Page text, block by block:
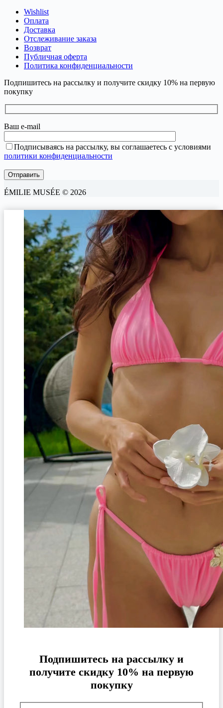
Wishlist
Оплата
Доставка
Отслеживание заказа
Возврат
Публичная оферта
Политика конфиденциальности
Подпишитесь на рассылку и получите скидку 10% на первую
покупку
Ваш e-mail
Подписываясь на рассылку, вы соглашаетесь с условиями
политики конфиденциальности
ÉMILIE MUSÉE © 2026
Подпишитесь на рассылку и
получите скидку 10% на первую
покупку